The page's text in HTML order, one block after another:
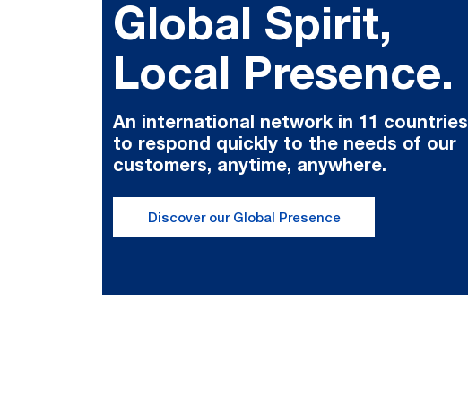
Global Spirit,
Local Presence.
An international network in 11 countries
to respond quickly to the needs of our
customers, anytime, anywhere.
Discover our Global Presence